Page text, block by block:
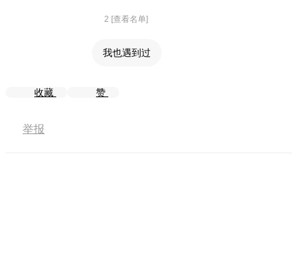
2 [查看名单]
我也遇到过
收藏 赞
举报